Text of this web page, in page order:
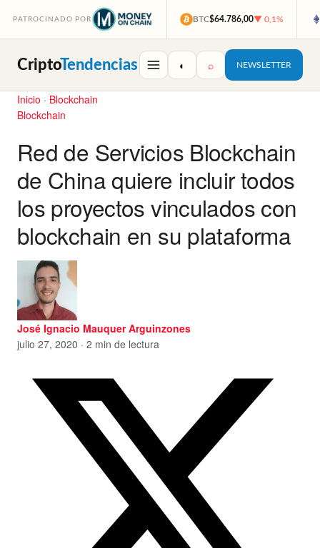
PATROCINADO POR BTC$64.786,00▼ 0,1%
CriptoTendencias ◐ ⌕ NEWSLETTER
Inicio · Blockchain
Blockchain
Red de Servicios Blockchain
de China quiere incluir todos
los proyectos vinculados con
blockchain en su plataforma
José Ignacio Mauquer Arguinzones
julio 27, 2020 · 2 min de lectura